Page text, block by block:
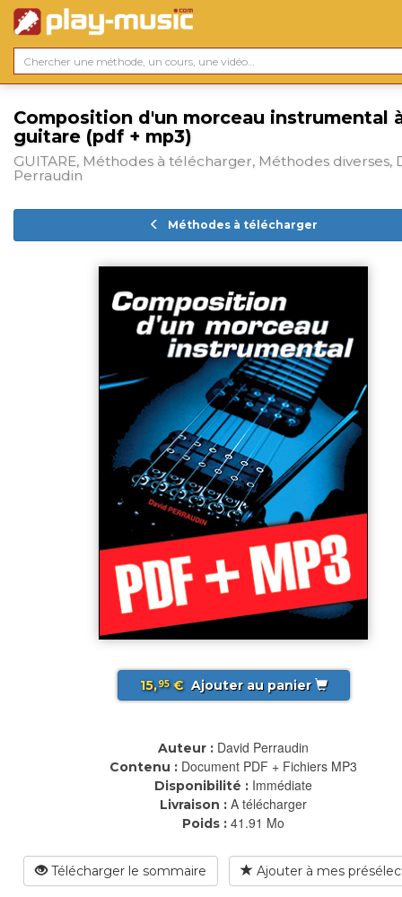
Composition d'un morceau instrumental
guitare (pdf + mp3)
GUITARE, Méthodes à télécharger, Méthodes diverses,
Perraudin
Méthodes à télécharger
15,95€ Ajouter au panier
Auteur : David Perraudin
Contenu : Document PDF + Fichiers MP3
Disponibilité : Immédiate
Livraison : A télécharger
Poids : 41.91 Mo
Télécharger le sommaire Ajouter à mes